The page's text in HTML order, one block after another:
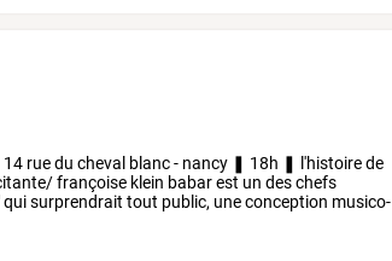
14 ruedu cheval blanc- nancy ❚ 18h ❚ l'histoirede
françoise klein babarest un deschefs
quisurprendrait tout public, uneconception musico-